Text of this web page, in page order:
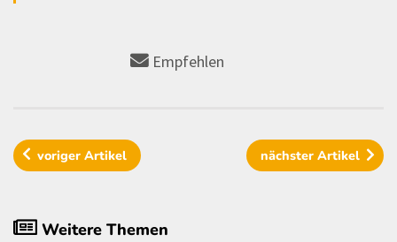
Empfehlen
vorigerArtikel nächster Artikel
Weitere Themen